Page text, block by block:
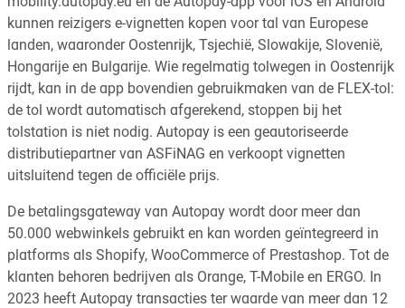
kunnen reizigers e-vignetten kopen voor tal van Europese
landen, waaronder Oostenrijk, Tsjechië, Slowakije, Slovenië,
Hongarije en Bulgarije. Wie regelmatig tolwegen in Oostenrijk
rijdt, kan in de app bovendien gebruikmaken van de FLEX-tol:
de tol wordt automatisch afgerekend, stoppen bij het
tolstation is niet nodig. Autopay is een geautoriseerde
distributiepartner van ASFiNAG en verkoopt vignetten
uitsluitend tegen de officiële prijs.
De betalingsgateway van Autopay wordt door meer dan
50.000 webwinkels gebruikt en kan worden geïntegreerd in
platforms als Shopify, WooCommerce of Prestashop. Tot de
klanten behoren bedrijven als Orange, T-Mobile en ERGO. In
2023 heeft Autopay transacties ter waarde van meer dan 12